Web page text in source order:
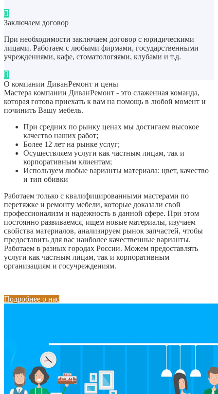
Заключаем договор
При необходимости заключаем договор с юридическими
лицами. Работаем с любыми фирмами, государственными
учреждениями, кафе, стоматологяями, клубами и т.д.
О компании ДиванРемонт и цены
Мастера компании ДиванРемонт - это слаженная команда,
которая готова приехать к вам на помощь в любой момент и
починить Вашу мебель.
При средних по рынку ценах мы достигаем высокое
качество наших работ;
Более 12 лет на рынке услуг;
Осуществляем услуги как частным лицам, так и
корпоративным клиентам;
Используем любые варианты материала: цвет, качество
и тип обивки
Работаем только с квалифицированными мастерами по
перетяжке и ремонту мебели, которые доказали свой
профессионализм и надежность в данной сфере. При этом
постоянно развиваемся, ищем новые материалы, изучаем
свойства материалов, анализируем рынок запчастей, чтобы
предоставить для вас наиболее качественные варианты.
Работаем в разных городах России. Можем предоставлять
услуги как частным лицам, так и корпоративным
организациям и госучреждениям.
Подробнее о нас